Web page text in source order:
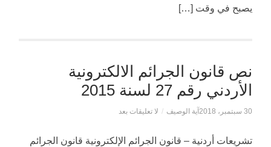
يصبح في وقت […]
نص قانون الجرائم الالكترونية
الأردني رقم 27 لسنة 2015
30 سبتمبر، 2018 آية الوصيف / لا تعليقات بعد
تشريعات أردنية – قانون الجرائم الإلكترونية قانون الجرائم